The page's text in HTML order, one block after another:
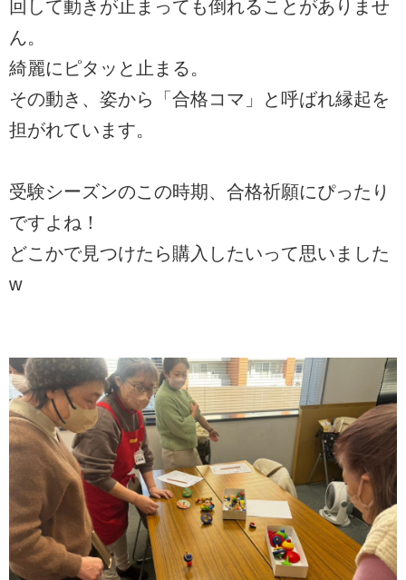
回して動きが止まっても倒れることがありませ
ん。
綺麗にピタッと止まる。
その動き、姿から「合格コマ」と呼ばれ縁起を
担がれています。
受験シーズンのこの時期、合格祈願にぴったり
ですよね！
どこかで見つけたら購入したいって思いました
w